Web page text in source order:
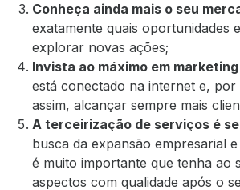
Conheça ainda mais o seu
exatamente quais oportunidades
explorar novas ações;
Invista ao máximo em
está conectado na internet e,
assim, alcançar sempre mais
A terceirização de serviços é
busca da expansão empresarial
é muito importante que tenha ao
aspectos com qualidade após o